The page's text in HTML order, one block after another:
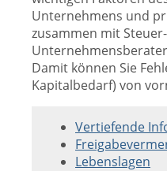
Unternehmens und
zusammen mit
Damit können Sie
Kapitalbedarf) von
Vertiefende
Lebenslagen